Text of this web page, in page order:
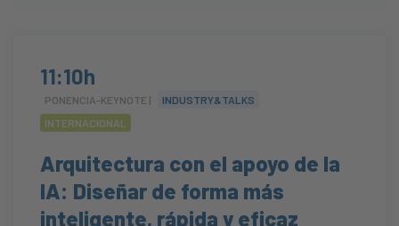
11:10h
PONENCIA-KEYNOTE |
INDUSTRY&TALKS
INTERNACIONAL
Arquitectura con el apoyo de la
IA: Diseñar de forma más
inteligente, rápida y eficaz